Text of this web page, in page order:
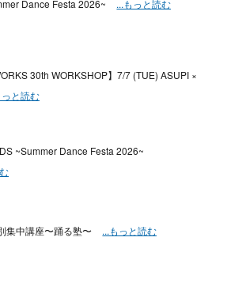
Dance Festa 2026~ ...もっと読む
30th WORKSHOP】7/7 (TUE) ASUPI ×
っと読む
~Summer Dance Festa 2026~
集中講座〜踊る塾〜 ...もっと読む